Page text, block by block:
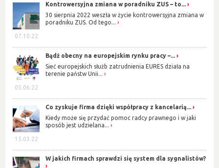
07.10.22
Kontrowersyjna zmiana w poradniku ZUS – to...
30 sierpnia 2022 weszła w życie kontrowersyjna zmiana w
poradniku ZUS. Od tego...
05.06.22
Bądź obecny na europejskim rynku pracy –...
Sieć europejskich służb zatrudnienia EURES działa na
terenie państw Unii...
15.03.22
Co zyskuje firma dzięki współpracy z kancelarią...
Kiedy może się przydać pomoc radcy prawnego i w jaki
sposób jest udzielana...
W jakich firmach sprawdzi się system dla sygnalistów?